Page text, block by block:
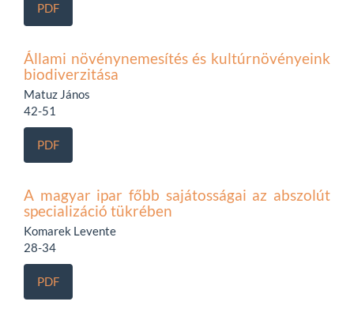
PDF
Állami növénynemesítés és kultúrnövényeink
biodiverzitása
Matuz János
42-51
PDF
A magyar ipar főbb sajátosságai az abszolút
specializáció tükrében
Komarek Levente
28-34
PDF